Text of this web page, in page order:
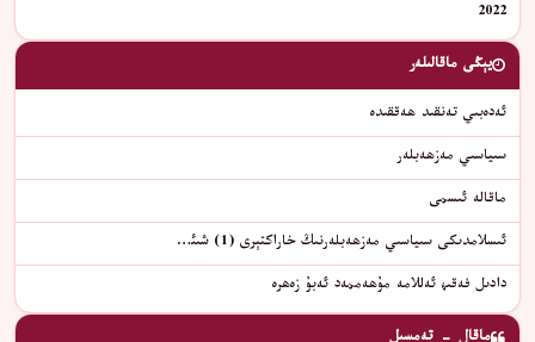
2022
يېڭى ماقالىلەر
ئەدەبىي تەنقىد ھەققىدە
سىياسىي مەزھەبلەر
ماقالە ئىسمى
ئىسلامدىكى سىياسىي مەزھەبلەرنىڭ خاراكتېرى (1) شىئ…
دادىل فەقىھ ئەللامە مۇھەممەد ئەبۇ زەھرە